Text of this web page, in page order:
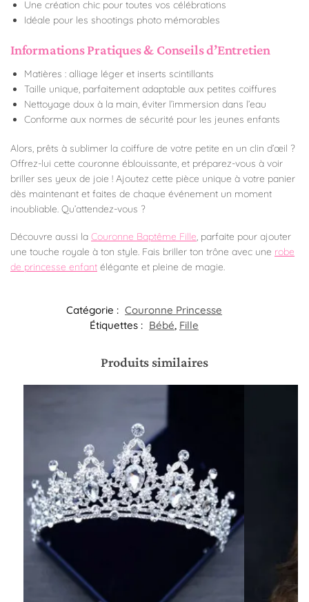
Une création chic pour toutes vos célébrations
Idéale pour les shootings photo mémorables
Informations Pratiques & Conseils d’Entretien
Matières : alliage léger et inserts scintillants
Taille unique, parfaitement adaptable aux petites coiffures
Nettoyage doux à la main, éviter l’immersion dans l’eau
Conforme aux normes de sécurité pour les jeunes enfants
Alors, prêts à sublimer la coiffure de votre petite en un clin d’œil ?
Offrez-lui cette couronne éblouissante, et préparez-vous à voir
briller ses yeux de joie ! Ajoutez cette pièce unique à votre panier
dès maintenant et faites de chaque événement un moment
inoubliable. Qu’attendez-vous ?
Découvre aussi la Couronne Baptême Fille, parfaite pour ajouter
une touche royale à ton style. Fais briller ton trône avec une robe
de princesse enfant élégante et pleine de magie.
Catégorie : Couronne Princesse
Étiquettes : Bébé, Fille
Produits similaires